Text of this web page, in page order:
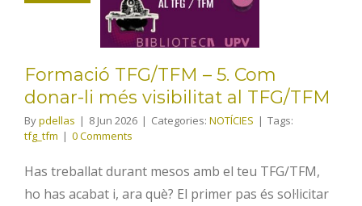
més
visibilitat al
TFG/TFM
Formació TFG/TFM – 5. Com
donar-li més visibilitat al TFG/TFM
Bypdellas | 8 Jun 2026 | Categories: NOTÍCIES | Tags:
tfg_tfm | 0 Comments
Has treballat durant mesos amb el teu TFG/TFM,
ho has acabat i, ara què? El primer pas és sol·licitar